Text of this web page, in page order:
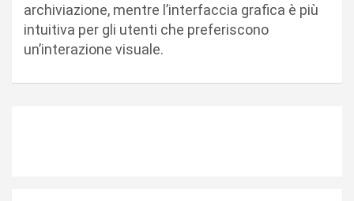
archiviazione, mentre l’interfaccia grafica è più
intuitiva per gli utenti che preferiscono
un’interazione visuale.